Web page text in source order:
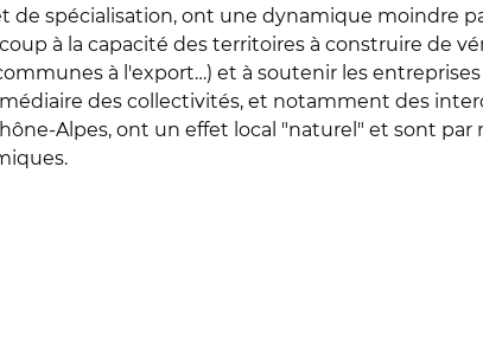
de spécialisation, ont une dynamique moindre
à la capacité des territoires à construire de
à l'export…) et à soutenir les
des collectivités, et notamment des
Alpes, ont un effet local "naturel" et sont